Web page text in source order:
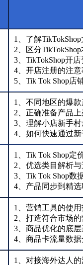
1、了解
2、区分
3、TikTokShop开
4、开店注册的注
5、Tik Tok Shop店
1、不同地区的爆
2、正确准备产品
3、理解小店新手
4、如何快速通过
1、Tik Tok Shop定
2、优选类目解析
3、Tik Tok Shop数
4、产品同步到精
1、营销工具的使
2、打造符合市场
3、商品优化的底
4、商品卡流量数
1、对接海外达人